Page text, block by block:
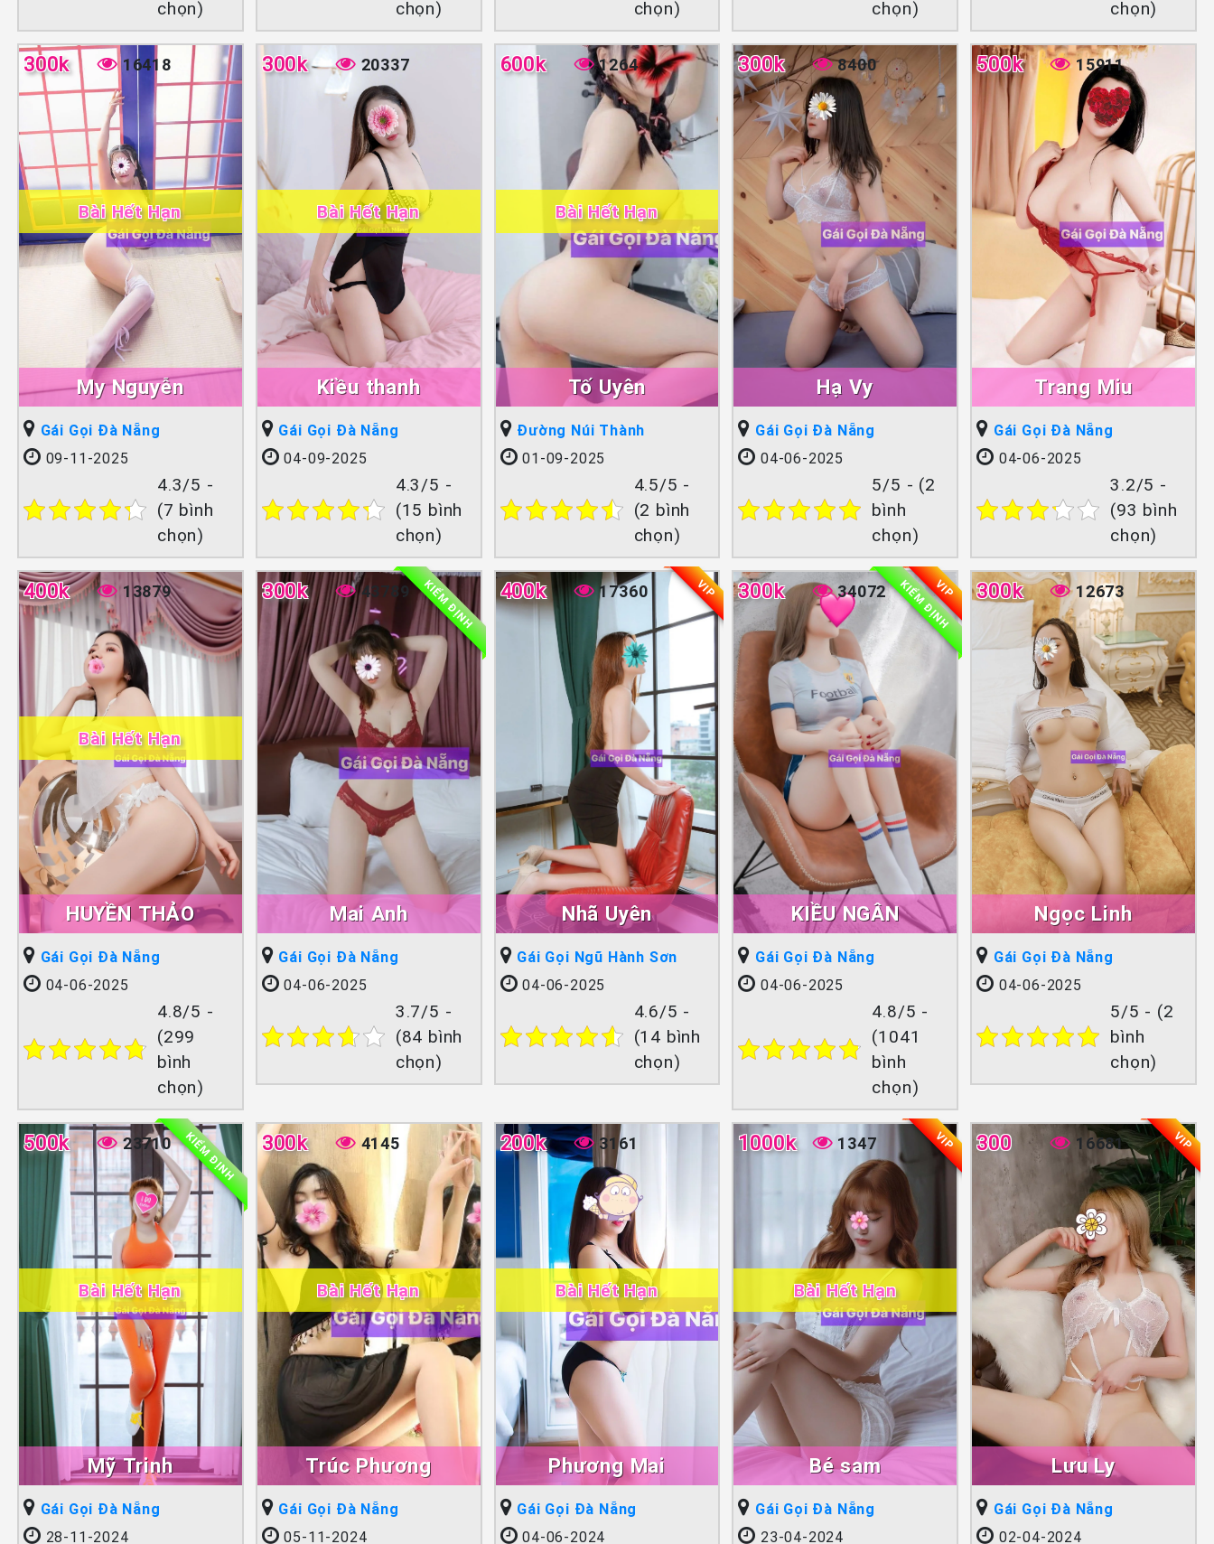
chọn)
chọn)
chọn)
chọn)
chọn)
My Nguyễn
300k 16418
Bài Hết Hạn
Gái Gọi Đà Nẵng
09-11-2025
4.3/5 -
(7 bình
chọn)
Kiều thanh
300k 20337
Bài Hết Hạn
Gái Gọi Đà Nẵng
04-09-2025
4.3/5 -
(15 bình
chọn)
Tố Uyên
600k 1264
Bài Hết Hạn
Đường Núi Thành
01-09-2025
4.5/5 -
(2 bình
chọn)
Hạ Vy
300k 8400
Gái Gọi Đà Nẵng
04-06-2025
5/5 - (2
bình
chọn)
Trang Miu
500k 15911
Gái Gọi Đà Nẵng
04-06-2025
3.2/5 -
(93 bình
chọn)
HUYỀN THẢO
400k 13879
Bài Hết Hạn
Gái Gọi Đà Nẵng
04-06-2025
4.8/5 -
(299
bình
chọn)
Mai Anh
300k 43789 KIỂM ĐỊNH
Gái Gọi Đà Nẵng
04-06-2025
3.7/5 -
(84 bình
chọn)
Nhã Uyên
400k 17360 VIP
Gái Gọi Ngũ Hành Sơn
04-06-2025
4.6/5 -
(14 bình
chọn)
KIỀU NGÂN
300k 34072 VIP
KIỂM ĐỊNH
Gái Gọi Đà Nẵng
04-06-2025
4.8/5 -
(1041
bình
chọn)
Ngọc Linh
300k 12673
Gái Gọi Đà Nẵng
04-06-2025
5/5 - (2
bình
chọn)
Mỹ Trinh
500k 23710 KIỂM ĐỊNH
Bài Hết Hạn
Gái Gọi Đà Nẵng
28-11-2024
Trúc Phương
300k 4145
Bài Hết Hạn
Gái Gọi Đà Nẵng
05-11-2024
Phương Mai
200k 3161
Bài Hết Hạn
Gái Gọi Đà Nẵng
04-06-2024
Bé sam
1000k 1347 VIP
Bài Hết Hạn
Gái Gọi Đà Nẵng
23-04-2024
Lưu Ly
300 16681 VIP
Gái Gọi Đà Nẵng
02-04-2024